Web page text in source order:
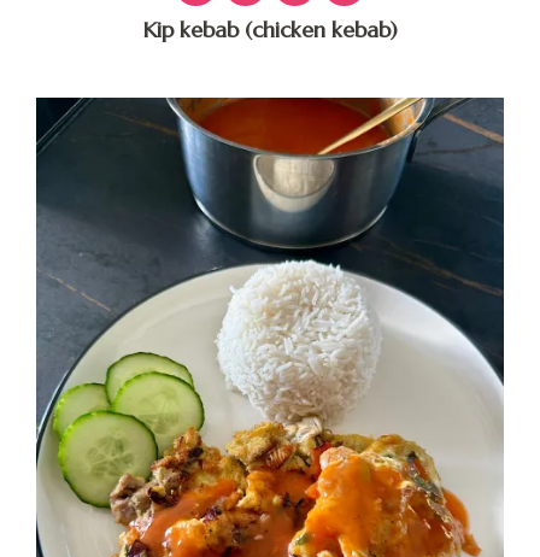
Kip kebab (chicken kebab)